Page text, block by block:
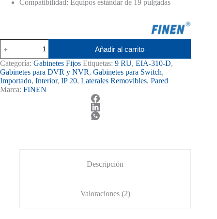
Compatibilidad: Equipos estándar de 19 pulgadas
de
Pared
9RU
Fijo
cantidad
Añadir al carrito
Categoría: Gabinetes Fijos Etiquetas: 9 RU, EIA-310-D,
Gabinetes para DVR y NVR, Gabinetes para Switch,
Importado, Interior, IP 20, Laterales Removibles, Pared
Marca: FINEN
Descripción
Valoraciones (2)